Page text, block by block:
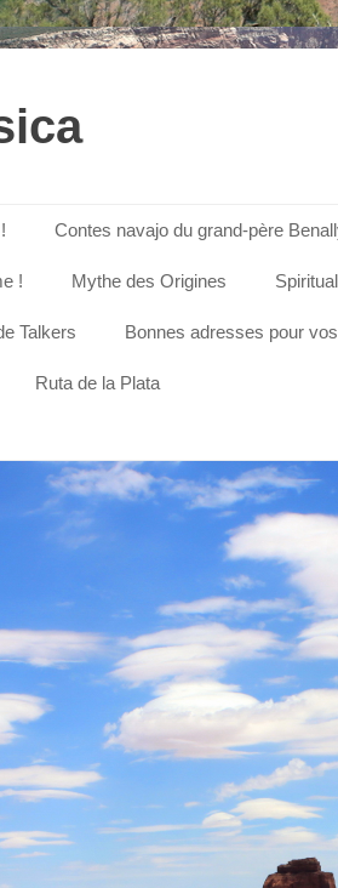
Contes navajo du grand-père
! Mythe des Origines
Talkers Bonnes adresses pour
Ruta de la Plata